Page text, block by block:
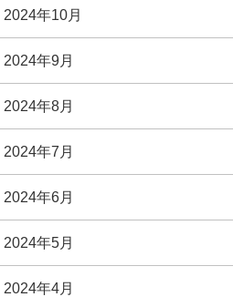
2024年10月
2024年9月
2024年8月
2024年7月
2024年6月
2024年5月
2024年4月